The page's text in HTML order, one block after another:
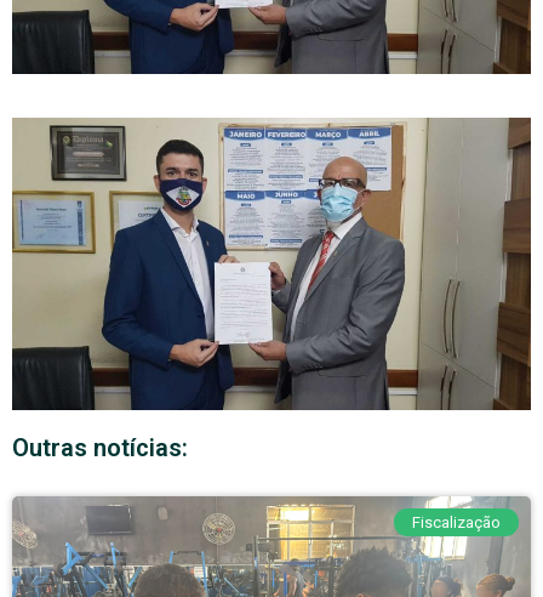
Outras notícias:
Fiscalização